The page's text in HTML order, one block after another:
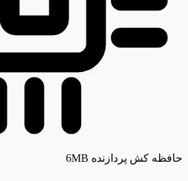
حافظه کش پردازنده 6MB